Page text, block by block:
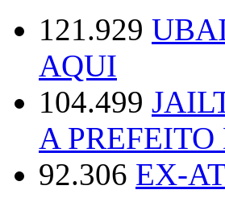
121.929
AQUI
104.499
A
92.306 EX-